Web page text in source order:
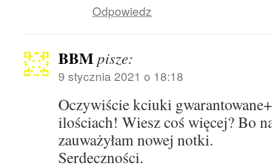
Odpowiedz
BBMpisze:
9 stycznia 2021 o 18:18
Oczywiście kciuki
ilościach! Wiesz coś więcej? Bo
zauważyłam nowej notki.
Serdeczności.